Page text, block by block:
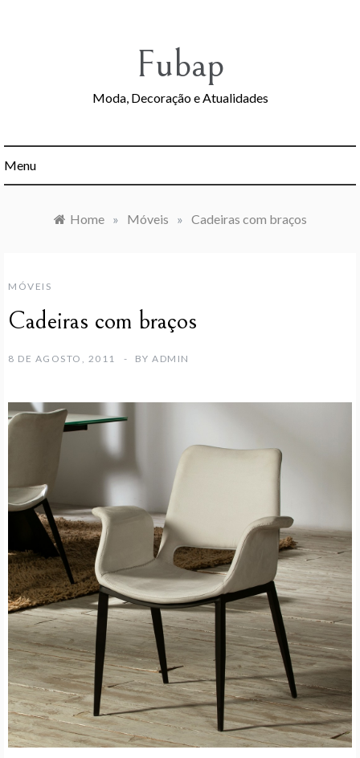
Fubap
Moda, Decoração e Atualidades
Menu
Home » Móveis » Cadeiras com braços
MÓVEIS
Cadeiras com braços
8 DE AGOSTO, 2011 BY ADMIN